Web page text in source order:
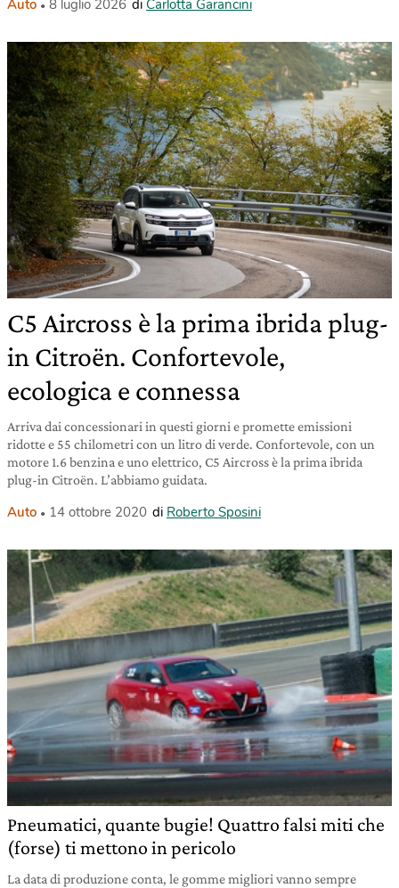
Auto 8 luglio 2026 di Carlotta Garancini
C5 Aircross è la prima ibrida plug-
in Citroën. Confortevole,
ecologica e connessa
Arriva dai concessionari in questi giorni e promette emissioni
ridotte e 55 chilometri con un litro di verde. Confortevole, con un
motore 1.6 benzina e uno elettrico, C5 Aircross è la prima ibrida
plug-in Citroën. L’abbiamo guidata.
Auto 14 ottobre 2020 di Roberto Sposini
Pneumatici, quante bugie! Quattro falsi miti che
(forse) ti mettono in pericolo
La data di produzione conta, le gomme migliori vanno sempre